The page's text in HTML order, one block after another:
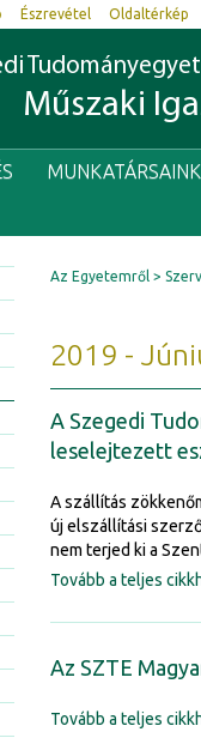
Észrevétel Oldaltérkép
Műszaki
MUNKATÁRSAINK
Az Egyetemről
2019 -
A Szegedi
leselejtezett
A szállítás
új elszállítási
nem terjed ki a
Tovább a teljes
Az SZTE
Tovább a teljes